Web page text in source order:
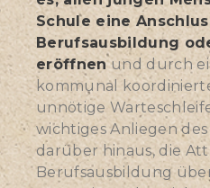
Schule eine
Berufsausbildung
eröffnenund durch
kommunal
unnötige
wichtiges Anliegen
darüber hinaus, die
Berufsausbildung